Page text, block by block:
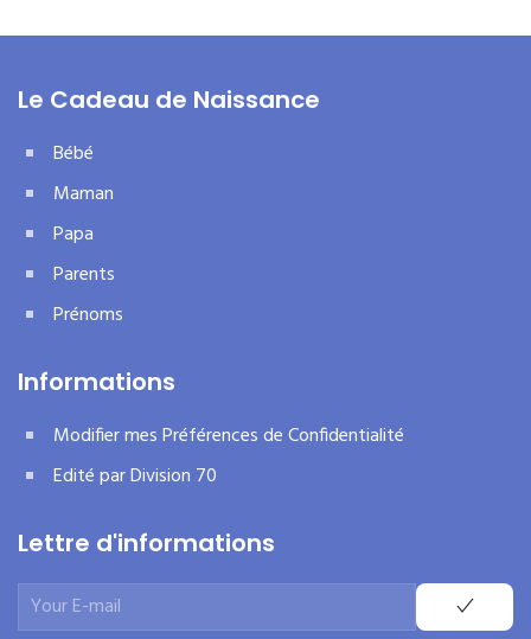
Le Cadeau de Naissance
Bébé
Maman
Papa
Parents
Prénoms
Informations
Modifier mes Préférences de Confidentialité
Edité par Division 70
Lettre d'informations